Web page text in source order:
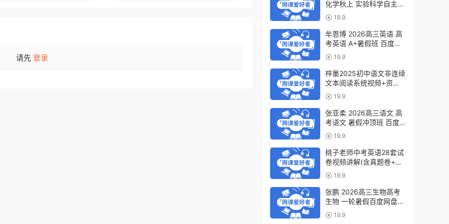
请先 登录
化学秋上 实验科学自主学
习·TY·S（3期）百度网盘
下载
19.9
牟恩博 2026高三英语 高
考英语 A+暑假班 百度网
盘下载
19.9
梓墨2025初中语文非连续
文本阅读系统视频+资料
(第六季)百度网盘下载
19.9
张亚柔 2026高三语文 高
考语文 暑假冲顶班 百度
网盘下载
19.9
桃子老师中考英语28套试
卷视频讲解(含真题卷+模
拟卷)百度网盘下载
19.9
张鹏 2026高三生物高考
生物 一轮暑假百度网盘下
载 19.9